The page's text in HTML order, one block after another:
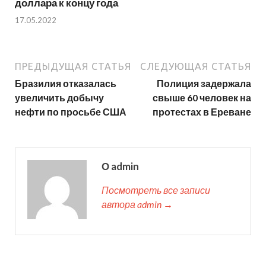
доллара к концу года
17.05.2022
ПРЕДЫДУЩАЯ СТАТЬЯ
Бразилия отказалась
увеличить добычу
нефти по просьбе США
СЛЕДУЮЩАЯ СТАТЬЯ
Полиция задержала
свыше 60 человек на
протестах в Ереване
О admin
Посмотреть все записи
автора admin →